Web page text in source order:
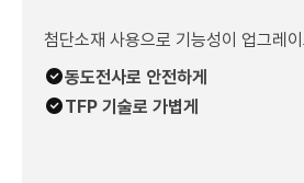
첨단소재 사용으로 기능성이 업그레
동도전사로 안전하게
TFP 기술로 가볍게